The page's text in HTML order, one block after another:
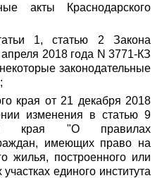
акты Краснодарского
1, статью 2 Закона
2018 года N 3771-КЗ
законодательные
края от 21 декабря 2018
изменения в статью 9
края "О правилах
имеющих право на
жилья, построенного или
единого института